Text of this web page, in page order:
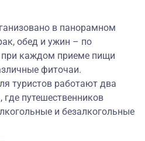
в панорамном
обед и ужин – по
каждом приеме пищи
фиточаи.
туристов работают два
где путешественников
и безалкогольные